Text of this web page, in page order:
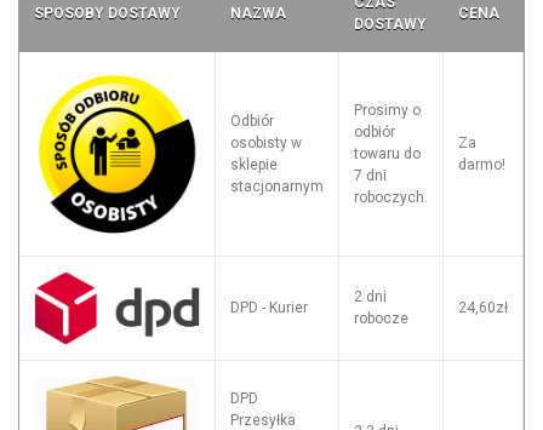
SPOSOBY DOSTAWY NAZWA
DOSTAWY
CENA
Odbiór
osobisty w
sklepie
stacjonarnym
Prosimy o
odbiór
towaru do
7 dni
roboczych.
Za
darmo!
DPD - Kurier
2 dni
robocze
24,60zł
DPD
Przesyłka